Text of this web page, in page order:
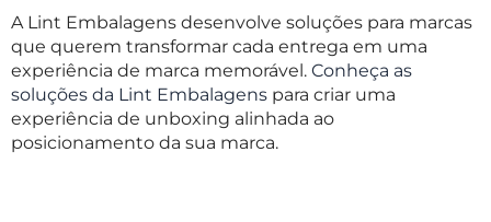
A Lint Embalagens desenvolve soluções para marcas
que querem transformar cada entrega em uma
experiência de marca memorável. Conheça as
soluções da Lint Embalagens para criar uma
experiência de unboxing alinhada ao
posicionamento da sua marca.